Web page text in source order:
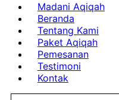
Madani Aqiqah
Beranda
Tentang Kami
Paket Aqiqah
Pemesanan
Testimoni
Kontak